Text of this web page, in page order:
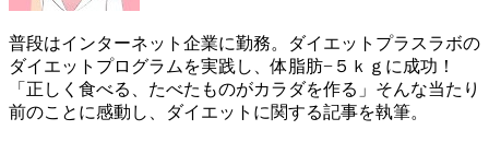
普段はインターネット企業に勤務。ダイエットプラスラボの
ダイエットプログラムを実践し、体脂肪−５ｋｇに成功！
「正しく食べる、たべたものがカラダを作る」そんな当たり
前のことに感動し、ダイエットに関する記事を執筆。